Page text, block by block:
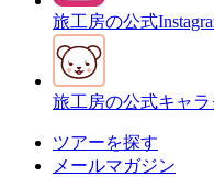
旅工房の公式
旅工房の公式キャラ
ツアーを探す
メールマガジン